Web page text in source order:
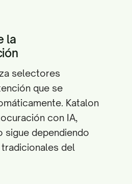
la
selectores
que se
Katalon
con IA,
sigue dependiendo
del